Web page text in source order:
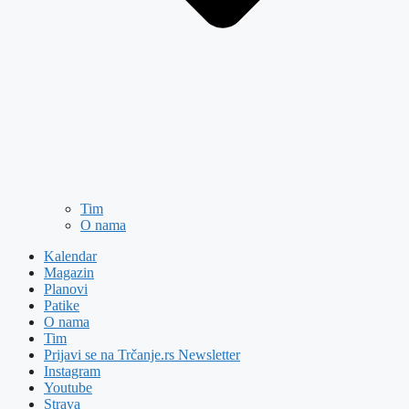
Tim
O nama
Kalendar
Magazin
Planovi
Patike
O nama
Tim
Prijavi se na Trčanje.rs Newsletter
Instagram
Youtube
Strava